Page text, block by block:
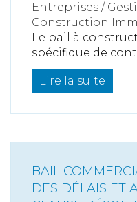
Entreprises /
Construction
Le bail à
spécifique de
Lire la suite
BAIL
DES DÉLAIS ET